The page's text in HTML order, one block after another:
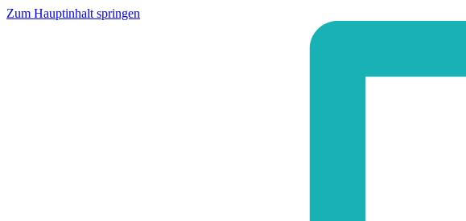
Zum Hauptinhalt springen